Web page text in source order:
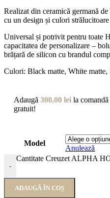
Realizat din ceramică germană
cu un design și culori
Universal și potrivit pentru toate
capacitatea de personalizare –
brățară de silicon cu brandul
Culori: Black matte, White
Adaugă 300,00 lei la
gratuit!
Model
Anulează
-
Cantitate Creuzet ALPHA
ADAUGĂ ÎN COȘ